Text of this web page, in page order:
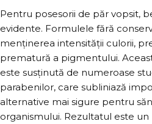
Pentru posesorii de păr vopsit,
evidente. Formulele fără
menținerea intensității culorii,
prematură a pigmentului.
este susținută de numeroase
parabenilor, care subliniază
alternative mai sigure pentru
organismului. Rezultatul este